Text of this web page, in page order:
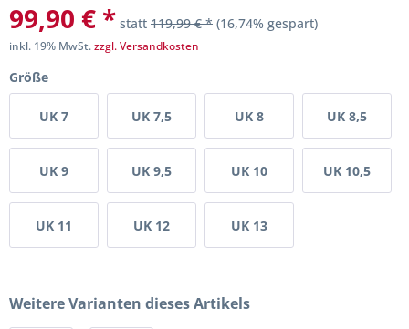
99,90 € * statt 119,99 € * (16,74% gespart)
inkl. 19% MwSt.zzgl. Versandkosten
Größe
UK 7 UK 7,5 UK 8 UK 8,5
UK 9 UK 9,5 UK 10 UK 10,5
UK 11 UK 12 UK 13
Weitere Varianten dieses Artikels